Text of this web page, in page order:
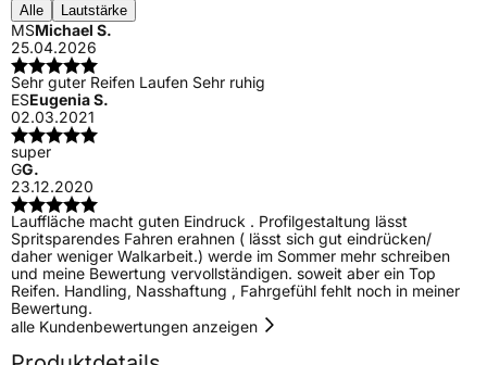
Alle Lautstärke
MSMichael S.
25.04.2026
Sehr guter Reifen Laufen Sehr ruhig
ESEugenia S.
02.03.2021
super
GG.
23.12.2020
Lauffläche macht guten Eindruck . Profilgestaltung lässt
Spritsparendes Fahren erahnen ( lässt sich gut eindrücken/
daher weniger Walkarbeit.) werde im Sommer mehr schreiben
und meine Bewertung vervollständigen. soweit aber ein Top
Reifen. Handling, Nasshaftung , Fahrgefühl fehlt noch in meiner
Bewertung.
alle Kundenbewertungen anzeigen